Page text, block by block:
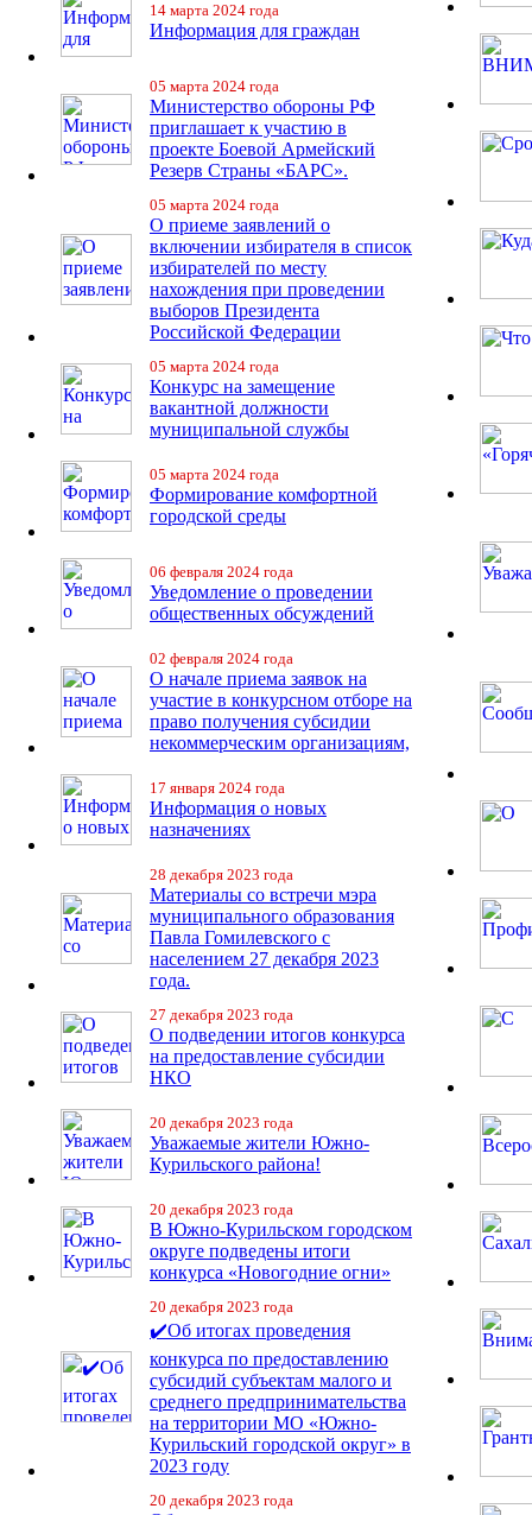
14 марта 2024 года
Информация для граждан
05 марта 2024 года
Министерство обороны РФ
приглашает к участию в
проекте Боевой Армейский
Резерв Страны «БАРС».
05 марта 2024 года
О приеме заявлений о
включении избирателя в список
избирателей по месту
нахождения при проведении
выборов Президента
Российской Федерации
05 марта 2024 года
Конкурс на замещение
вакантной должности
муниципальной службы
05 марта 2024 года
Формирование комфортной
городской среды
06 февраля 2024 года
Уведомление о проведении
общественных обсуждений
02 февраля 2024 года
О начале приема заявок на
участие в конкурсном отборе на
право получения субсидии
некоммерческим организациям,
17 января 2024 года
Информация о новых
назначениях
28 декабря 2023 года
Материалы со встречи мэра
муниципального образования
Павла Гомилевского с
населением 27 декабря 2023
года.
27 декабря 2023 года
О подведении итогов конкурса
на предоставление субсидии
НКО
20 декабря 2023 года
Уважаемые жители Южно-
Курильского района!
20 декабря 2023 года
В Южно-Курильском городском
округе подведены итоги
конкурса «Новогодние огни»
20 декабря 2023 года
✔️Об итогах проведения
конкурса по предоставлению
субсидий субъектам малого и
среднего предпринимательства
на территории МО «Южно-
Курильский городской округ» в
2023 году
20 декабря 2023 года